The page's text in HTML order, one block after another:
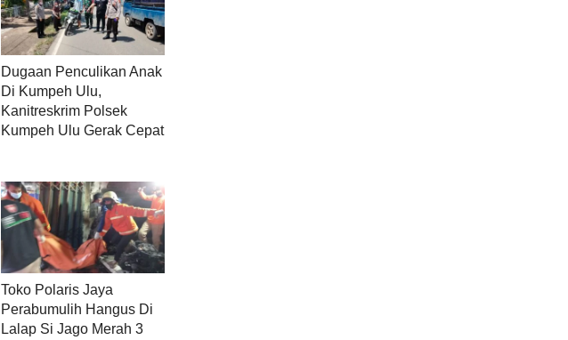
Dugaan Penculikan Anak
Di Kumpeh Ulu,
Kanitreskrim Polsek
Kumpeh Ulu Gerak Cepat
Toko Polaris Jaya
Perabumulih Hangus Di
Lalap Si Jago Merah 3